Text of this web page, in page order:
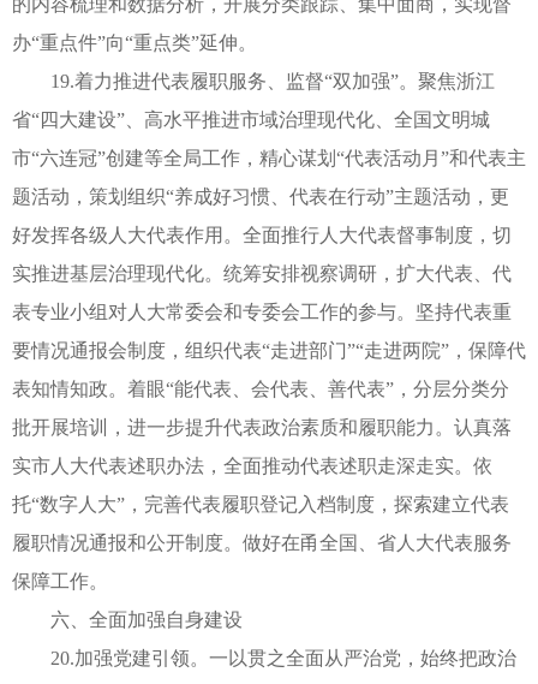
的内容梳理和数据分析，开展分类跟踪、集中面商，实现督
办“重点件”向“重点类”延伸。
19.着力推进代表履职服务、监督“双加强”。聚焦浙江
省“四大建设”、高水平推进市域治理现代化、全国文明城
市“六连冠”创建等全局工作，精心谋划“代表活动月”和代表主
题活动，策划组织“养成好习惯、代表在行动”主题活动，更
好发挥各级人大代表作用。全面推行人大代表督事制度，切
实推进基层治理现代化。统筹安排视察调研，扩大代表、代
表专业小组对人大常委会和专委会工作的参与。坚持代表重
要情况通报会制度，组织代表“走进部门”“走进两院”，保障代
表知情知政。着眼“能代表、会代表、善代表”，分层分类分
批开展培训，进一步提升代表政治素质和履职能力。认真落
实市人大代表述职办法，全面推动代表述职走深走实。依
托“数字人大”，完善代表履职登记入档制度，探索建立代表
履职情况通报和公开制度。做好在甬全国、省人大代表服务
保障工作。
六、全面加强自身建设
20.加强党建引领。一以贯之全面从严治党，始终把政治